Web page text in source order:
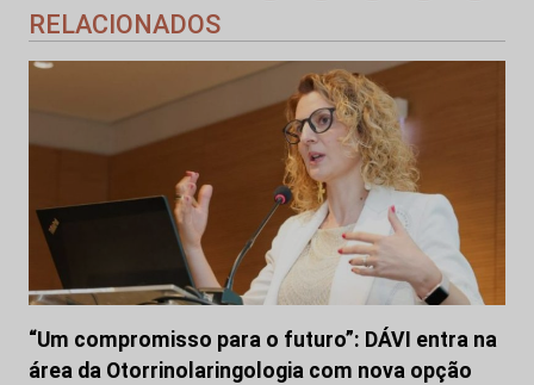
RELACIONADOS
“Um compromisso para o futuro”: DÁVI entra na
área da Otorrinolaringologia com nova opção